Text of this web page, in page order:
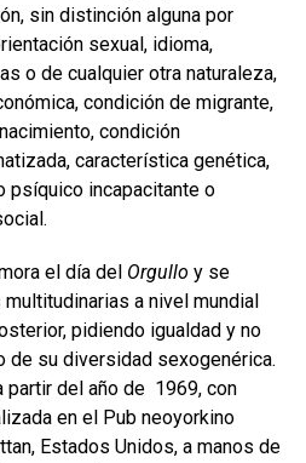
sin distinción alguna por
sexual, idioma,
o de cualquier otra naturaleza,
condición de migrante,
condición
característica genética,
psíquico incapacitante o
el día del Orgullo y se
a nivel mundial
pidiendo igualdad y no
de su diversidad sexogenérica.
partir del año de 1969, con
en el Pub neoyorkino
Estados Unidos, a manos de